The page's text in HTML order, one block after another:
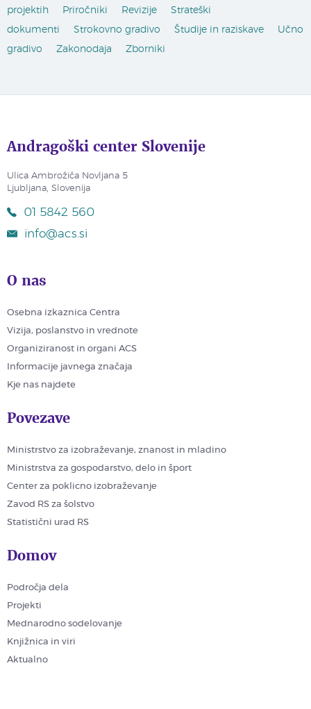
projektih
Priročniki Revizije
Strateški
dokumenti
Strokovno gradivo Študije in raziskave
Učno
gradivo
Zakonodaja Zborniki
Andragoški center Slovenije
Ulica Ambrožiča Novljana 5
Ljubljana, Slovenija
01 5842 560
info@acs.si
O nas
Osebna izkaznica Centra
Vizija, poslanstvo in vrednote
Organiziranost in organi ACS
Informacije javnega značaja
Kje nas najdete
Povezave
Ministrstvo za izobraževanje, znanost in mladino
Ministrstva za gospodarstvo, delo in šport
Center za poklicno izobraževanje
Zavod RS za šolstvo
Statistični urad RS
Domov
Področja dela
Projekti
Mednarodno sodelovanje
Knjižnica in viri
Aktualno